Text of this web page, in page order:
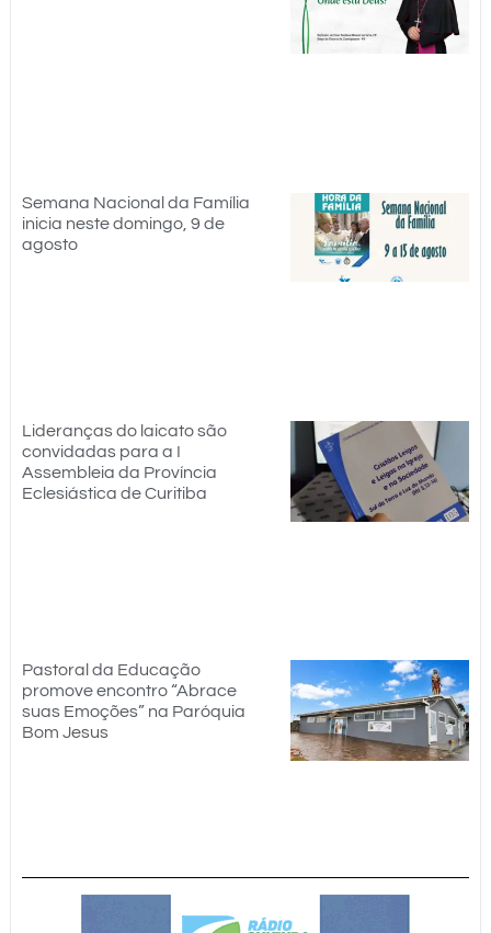
Semana Nacional da Família
inicia neste domingo, 9 de
agosto
Lideranças do laicato são
convidadas para a I
Assembleia da Província
Eclesiástica de Curitiba
Pastoral da Educação
promove encontro “Abrace
suas Emoções” na Paróquia
Bom Jesus